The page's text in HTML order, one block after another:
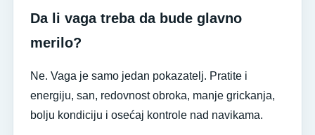
Da li vaga treba da bude glavno
merilo?
Ne. Vaga je samo jedan pokazatelj. Pratite i
energiju, san, redovnost obroka, manje grickanja,
bolju kondiciju i osećaj kontrole nad navikama.